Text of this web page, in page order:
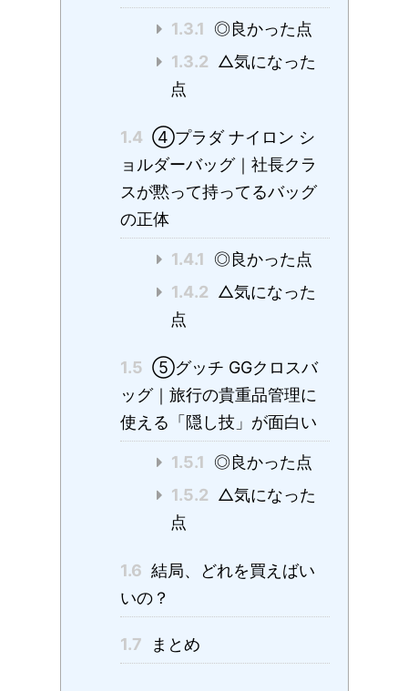
1.3.1
◎良かった点
1.3.2 △気になった
点
1.4 ④プラダ ナイロン シ
ョルダーバッグ｜社長クラ
スが黙って持ってるバッグ
の正体
1.4.1
◎良かった点
1.4.2 △気になった
点
1.5 ⑤グッチ GGクロスバ
ッグ｜旅行の貴重品管理に
使える「隠し技」が面白い
1.5.1
◎良かった点
1.5.2 △気になった
点
1.6 結局、どれを買えばい
いの？
1.7 まとめ